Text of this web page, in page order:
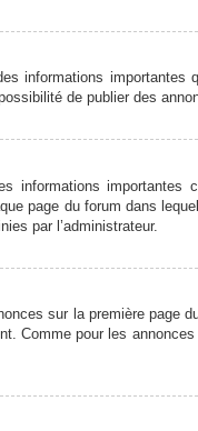
informations
de publier des
informations
page du forum dans
par l’administrateur.
sur la première page
Comme pour les